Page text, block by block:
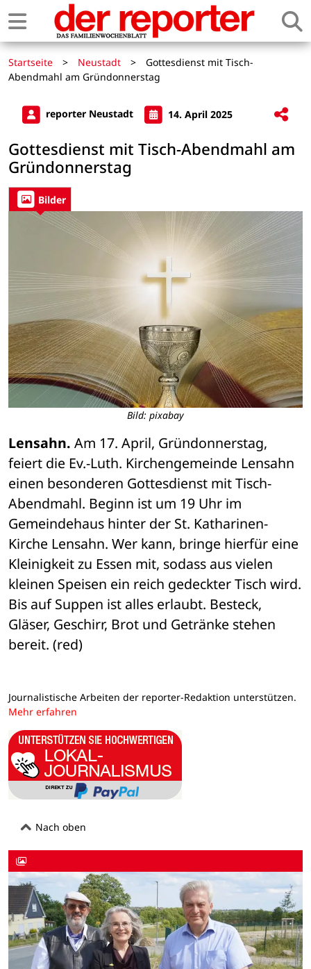
Startseite > Neustadt >
Gottesdienst mit Tisch-
Abendmahl am Gründonnerstag
reporter Neustadt 14. April 2025
Gottesdienst mit Tisch-Abendmahl am
Gründonnerstag
Bilder
Bild: pixabay
Lensahn. Am 17. April, Gründonnerstag,
feiert die Ev.-Luth. Kirchengemeinde Lensahn
einen besonderen Gottesdienst mit Tisch-
Abendmahl. Beginn ist um 19 Uhr im
Gemeindehaus hinter der St. Katharinen-
Kirche Lensahn. Wer kann, bringe hierfür eine
Kleinigkeit zu Essen mit, sodass aus vielen
kleinen Speisen ein reich gedeckter Tisch wird.
Bis auf Suppen ist alles erlaubt. Besteck,
Gläser, Geschirr, Brot und Getränke stehen
bereit. (red)
Journalistische Arbeiten der reporter-Redaktion unterstützen.
Mehr erfahren
Nach oben